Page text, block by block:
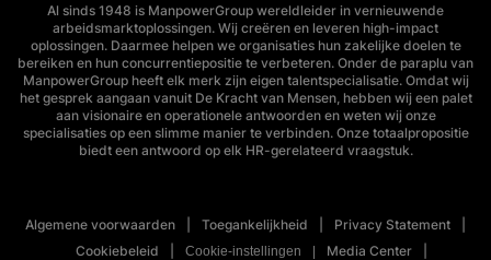
Al sinds 1948 is ManpowerGroup wereldleider in vernieuwende
arbeidsmarktoplossingen. Wij creëren en leveren high-impact
oplossingen. Daarmee helpen we organisaties hun zakelijke doelen te
bereiken en hun concurrentiepositie te verbeteren. Onder de paraplu van
ManpowerGroup heeft elk merk zijn eigen talentspecialisatie. Omdat wij
het gesprek aangaan vanuit De Kracht van Mensen, hebben wij een palet
aan visionaire en operationele antwoorden en weten wij onze
specialisaties op een slimme manier te verbinden. Onze totaalpropositie
biedt een antwoord op elk HR-gerelateerd vraagstuk.
Algemene voorwaarden Toegankelijkheid
Privacy Statement
Cookiebeleid
Cookie-instellingen
Media Center